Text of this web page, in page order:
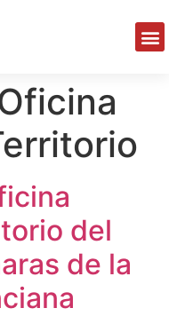
del
de la